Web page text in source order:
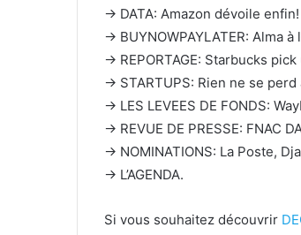
→ DATA: Amazon dévoile
→ BUYNOWPAYLATER: Alma
→ REPORTAGE: Starbucks
→ STARTUPS: Rien ne se perd
→ LES LEVEES DE FONDS:
→ REVUE DE PRESSE: FNAC
→ NOMINATIONS: La Poste,
→ L’AGENDA.
Si vous souhaitez découvrir